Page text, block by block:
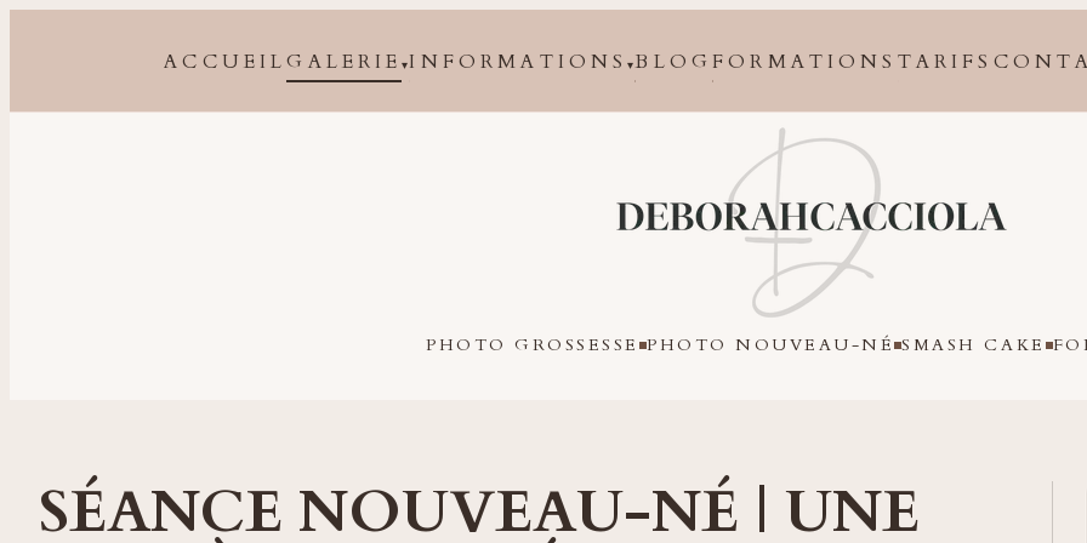
ACCUEILGALERIE▾INFORMATIONS▾BLOGFORMATIONS TARIFS
PHOTO GROSSESSE PHOTO NOUVEAU-NÉ SMASH CAKE
SÉANCE NOUVEAU-NÉ | UNE